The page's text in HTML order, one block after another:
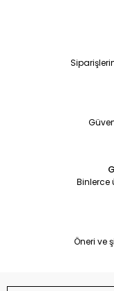
Binlerce
Öneri ve